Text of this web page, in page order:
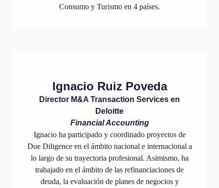
Consumo y Turismo en 4 países.
Ignacio Ruiz Poveda
Director M&A Transaction Services en
Deloitte
Financial Accounting
Ignacio ha participado y coordinado proyectos de
Due Diligence en el ámbito nacional e internacional a
lo largo de su trayectoria profesional. Asimismo, ha
trabajado en el ámbito de las refinanciaciones de
deuda, la evaluación de planes de negocios y